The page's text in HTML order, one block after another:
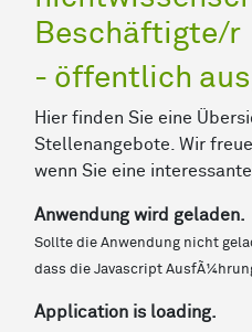
Beschäftigte/r
- öffentlich
Hier finden Sie eine
Stellenangebote. Wir
wenn Sie eine
Anwendung wird geladen.
Sollte die Anwendung nicht
dass die Javascript
Application is loading.